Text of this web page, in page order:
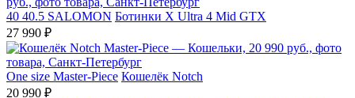
40 40.5 SALOMON Ботинки X Ultra 4 Mid GTX
27 990 ₽
One size Master-Piece Кошелёк Notch
20 990 ₽